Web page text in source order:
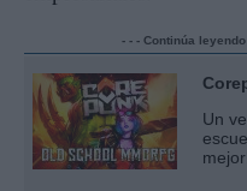
- - - Continúa
Un